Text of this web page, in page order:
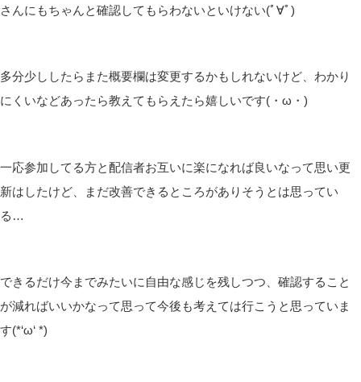
さんにもちゃんと確認してもらわないといけない(ﾟ∀ﾟ)
多分少ししたらまた概要欄は変更するかもしれないけど、わかり
にくいなどあったら教えてもらえたら嬉しいです(・ω・)
一応参加してる方と配信者お互いに楽になれば良いなって思い更
新はしたけど、まだ改善できるところがありそうとは思ってい
る…
できるだけ今までみたいに自由な感じを残しつつ、確認すること
が減ればいいかなって思って今後も考えては行こうと思っていま
す(*‘ω‘ *)